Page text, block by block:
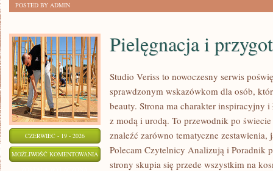
POSTED BY ADMIN
CZERWIEC - 19 - 2026
MOŻLIWOŚĆ KOMENTOWANIA PIELĘGNACJA
Pielęgnacja i
Studio Veriss to nowoczesny serwis
sprawdzonym wskazówkom dla osób,
beauty. Strona ma charakter inspiracyjny
z modą i urodą. To przewodnik po
znaleźć zarówno tematyczne
Polecam Czytelnicy Analizują i Poradnik
strony skupia się przede wszystkim na